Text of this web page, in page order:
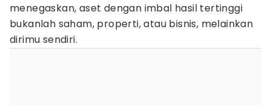
menegaskan, aset dengan imbal hasil tertinggi
bukanlah saham, properti, atau bisnis, melainkan
dirimu sendiri.